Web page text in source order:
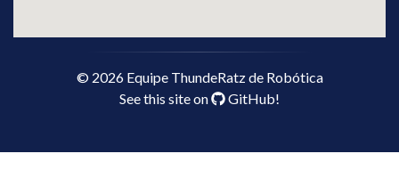
© 2026Equipe ThundeRatz de Robótica
See this site on
GitHub!